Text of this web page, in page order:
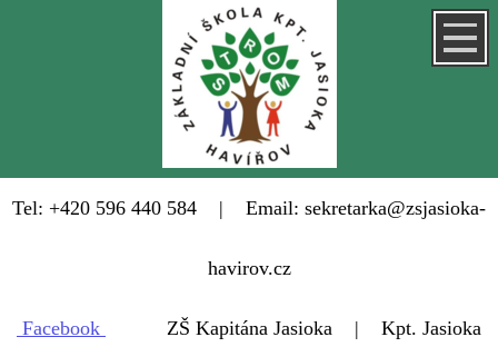
Tel: +420 596 440 584 | Email: sekretarka@zsjasioka-
havirov.cz
Facebook ZŠ Kapitána Jasioka | Kpt. Jasioka